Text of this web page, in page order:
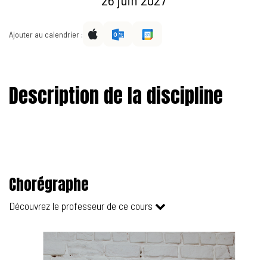
Ajouter au calendrier :
Description de la discipline
Chorégraphe
Découvrez le professeur de ce cours